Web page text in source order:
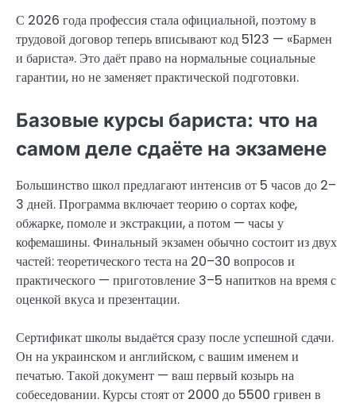
С 2026 года профессия стала официальной, поэтому в
трудовой договор теперь вписывают код 5123 — «Бармен
и бариста». Это даёт право на нормальные социальные
гарантии, но не заменяет практической подготовки.
Базовые курсы бариста: что на
самом деле сдаёте на экзамене
Большинство школ предлагают интенсив от 5 часов до 2–
3 дней. Программа включает теорию о сортах кофе,
обжарке, помоле и экстракции, а потом — часы у
кофемашины. Финальный экзамен обычно состоит из двух
частей: теоретического теста на 20–30 вопросов и
практического — приготовление 3–5 напитков на время с
оценкой вкуса и презентации.
Сертификат школы выдаётся сразу после успешной сдачи.
Он на украинском и английском, с вашим именем и
печатью. Такой документ — ваш первый козырь на
собеседовании. Курсы стоят от 2000 до 5500 гривен в